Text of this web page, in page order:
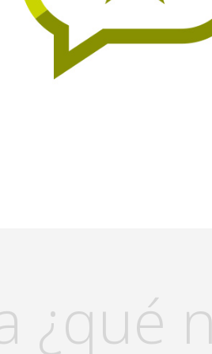
¿qué